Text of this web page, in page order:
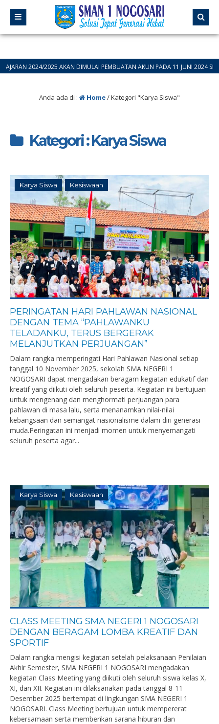
2025 AKAN DIMULAI PEMBUATAN AKUN PADA 11 JUNI 2024 SILAHKAN
Anda ada di : Home/Kategori "Karya Siswa"
Kategori : Karya Siswa
Karya Siswa Kesiswaan
PERINGATAN HARI PAHLAWAN NASIONAL
DENGAN TEMA “PAHLAWANKU
TELADANKU, TERUS BERGERAK
MELANJUTKAN PERJUANGAN”
Dalam rangka memperingati Hari Pahlawan Nasional setiap
tanggal 10 November 2025, sekolah SMA NEGERI 1
NOGOSARI dapat mengadakan beragam kegiatan edukatif dan
kreatif yang diikuti oleh seluruh peserta. Kegiatan ini bertujuan
untuk mengenang dan menghormati perjuangan para
pahlawan di masa lalu, serta menanamkan nilai-nilai
kebangsaan dan semangat nasionalisme dalam diri generasi
muda.Peringatan ini menjadi momen untuk menyemangati
seluruh peserta agar...
Karya Siswa Kesiswaan
CLASS MEETING SMA NEGERI 1 NOGOSARI
DENGAN BERAGAM LOMBA KREATIF DAN
SPORTIF
Dalam rangka mengisi kegiatan setelah pelaksanaan Penilaian
Akhir Semester, SMA NEGERI 1 NOGOSARI mengadakan
kegiatan Class Meeting yang diikuti oleh seluruh siswa kelas X,
XI, dan XII. Kegiatan ini dilaksanakan pada tanggal 8-11
Desember 2025 bertempat di lingkungan SMA NEGERI 1
NOGOSARI. Class Meeting bertujuan untuk mempererat
kebersamaan serta memberikan sarana hiburan dan